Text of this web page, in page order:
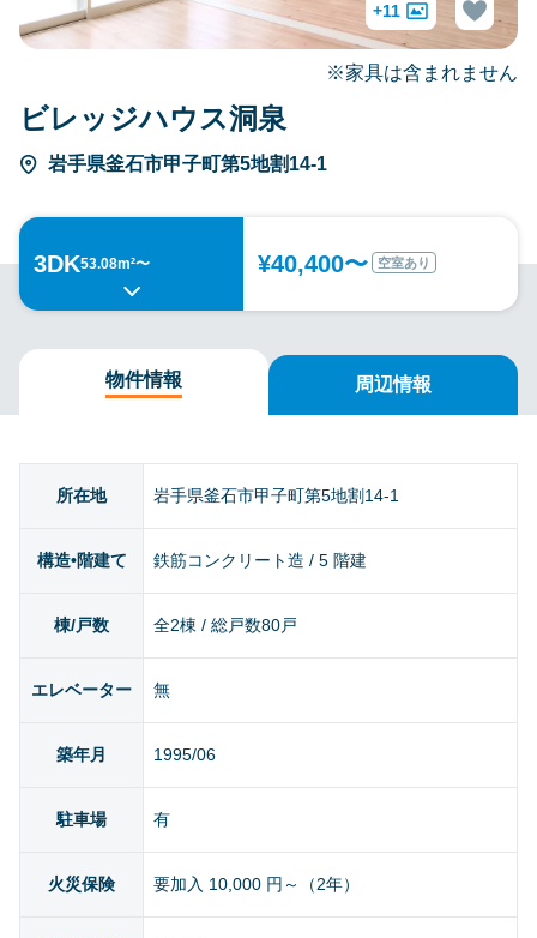
ビレッジハウス洞泉
岩手県釜石市甲子町第5地割14-1
+11
※家具は含まれません
3DK53.08m²〜 ¥40,400〜 空室あり
物件情報 周辺情報
所在地 岩手県釜石市甲子町第5地割14-1
構造•階建て 鉄筋コンクリート造 / 5 階建
棟/戸数 全2棟 / 総戸数80戸
エレベーター 無
築年月 1995/06
駐車場 有
火災保険 要加入 10,000 円～（2年）